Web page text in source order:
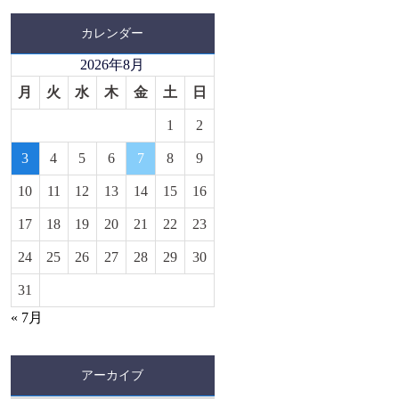
カレンダー
2026年8月
月
火 水 木 金 土 日
1 2
3 4 5 6 7 8 9
10 11 12 13 14 15 16
17 18 19 20 21 22 23
24 25 26 27 28 29 30
31
« 7月
アーカイブ